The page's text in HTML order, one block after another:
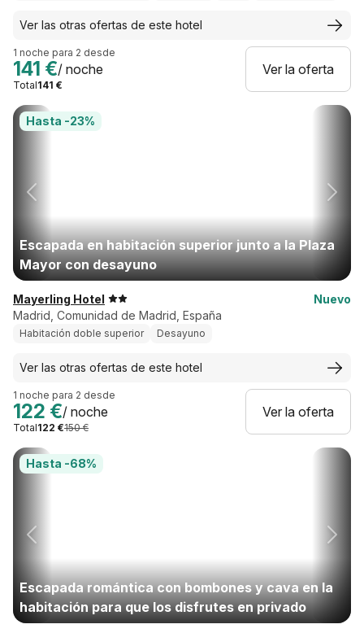
Ver las otras ofertas de este hotel
1 noche para 2 desde
141 €/ noche
Total141 €
Ver la oferta
Hasta -23%
Escapada en habitación superior junto a la Plaza
Mayor con desayuno
Mayerling Hotel
Nuevo
Madrid, Comunidad de Madrid, España
Habitación doble superior Desayuno
Ver las otras ofertas de este hotel
1 noche para 2 desde
122 €/ noche
Total122 €150 €
Ver la oferta
Hasta -68%
Escapada romántica con bombones y cava en la
habitación para que los disfrutes en privado